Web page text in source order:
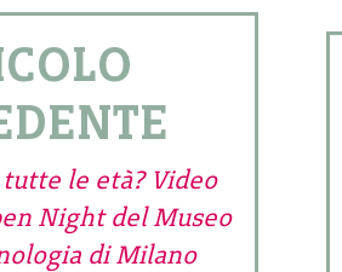
le età? Video
Night del Museo
di Milano